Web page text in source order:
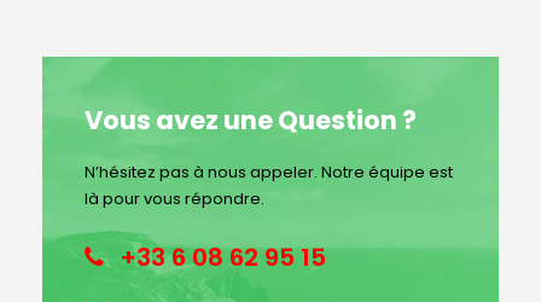
Vous avez une Question ?
N’hésitez pas à nous appeler. Notre équipe est
là pour vous répondre.
+33 6 08 62 95 15